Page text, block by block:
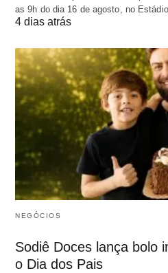
as 9h do dia 16 de agosto, no
4 dias atrás
NEGÓCIOS
Sodiê Doces lança bolo
o Dia dos Pais